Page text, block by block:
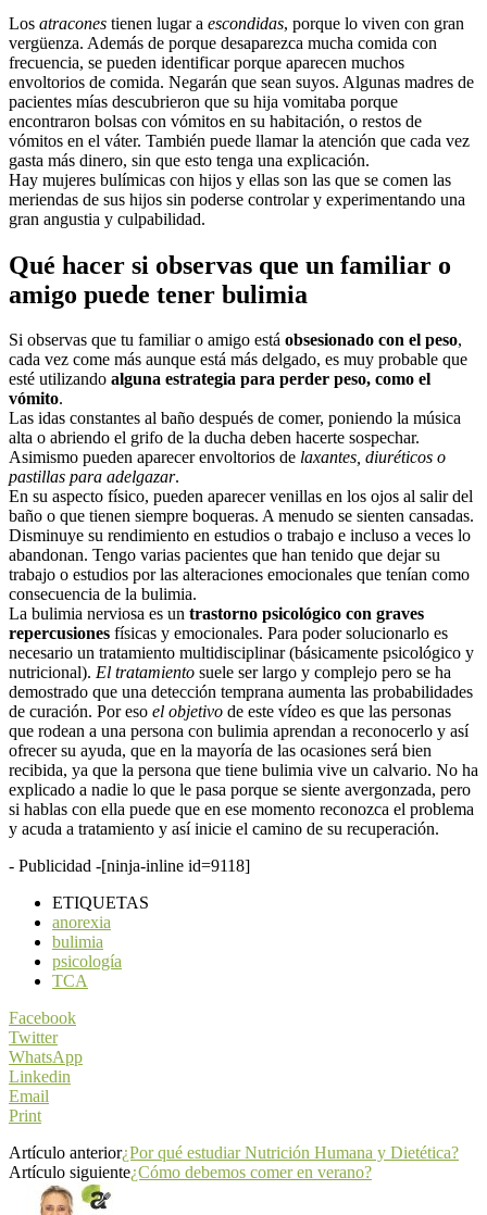
Los atracones tienen lugar a escondidas, porque lo viven con gran
vergüenza. Además de porque desaparezca mucha comida con
frecuencia, se pueden identificar porque aparecen muchos
envoltorios de comida. Negarán que sean suyos. Algunas madres de
pacientes mías descubrieron que su hija vomitaba porque
encontraron bolsas con vómitos en su habitación, o restos de
vómitos en el váter. También puede llamar la atención que cada vez
gasta más dinero, sin que esto tenga una explicación.
Hay mujeres bulímicas con hijos y ellas son las que se comen las
meriendas de sus hijos sin poderse controlar y experimentando una
gran angustia y culpabilidad.
Qué hacer si observas que un familiar o
amigo puede tener bulimia
Si observas que tu familiar o amigo está obsesionado con el peso,
cada vez come más aunque está más delgado, es muy probable que
esté utilizando alguna estrategia para perder peso, como el
vómito.
Las idas constantes al baño después de comer, poniendo la música
alta o abriendo el grifo de la ducha deben hacerte sospechar.
Asimismo pueden aparecer envoltorios de laxantes, diuréticos o
pastillas para adelgazar.
En su aspecto físico, pueden aparecer venillas en los ojos al salir del
baño o que tienen siempre boqueras. A menudo se sienten cansadas.
Disminuye su rendimiento en estudios o trabajo e incluso a veces lo
abandonan. Tengo varias pacientes que han tenido que dejar su
trabajo o estudios por las alteraciones emocionales que tenían como
consecuencia de la bulimia.
La bulimia nerviosa es un trastorno psicológico con graves
repercusiones físicas y emocionales. Para poder solucionarlo es
necesario un tratamiento multidisciplinar (básicamente psicológico y
nutricional). El tratamiento suele ser largo y complejo pero se ha
demostrado que una detección temprana aumenta las probabilidades
de curación. Por eso el objetivo de este vídeo es que las personas
que rodean a una persona con bulimia aprendan a reconocerlo y así
ofrecer su ayuda, que en la mayoría de las ocasiones será bien
recibida, ya que la persona que tiene bulimia vive un calvario. No ha
explicado a nadie lo que le pasa porque se siente avergonzada, pero
si hablas con ella puede que en ese momento reconozca el problema
y acuda a tratamiento y así inicie el camino de su recuperación.
- Publicidad -[ninja-inline id=9118]
ETIQUETAS
anorexia
bulimia
psicología
TCA
Facebook
Twitter
WhatsApp
Linkedin
Email
Print
Artículo anterior¿Por qué estudiar Nutrición Humana y Dietética?
Artículo siguiente¿Cómo debemos comer en verano?